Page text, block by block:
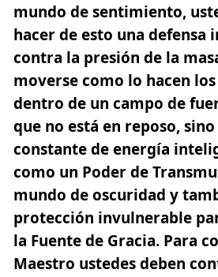
mundo de sentimiento,
hacer de esto una defensa
contra la presión de la
moverse como lo hacen
dentro de un campo de
que no está en reposo,
constante de energía
como un Poder de
mundo de oscuridad y
protección invulnerable
la Fuente de Gracia. Para
Maestro ustedes deben